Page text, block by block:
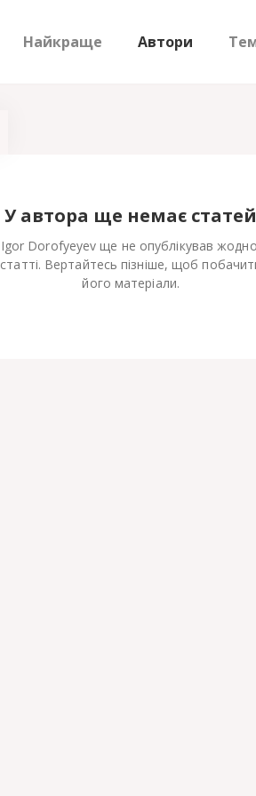
Найкраще Автори
У автора ще немає статей
Igor Dorofyeyev ще не опублікував
статті. Вертайтесь пізніше, щоб
його матеріали.